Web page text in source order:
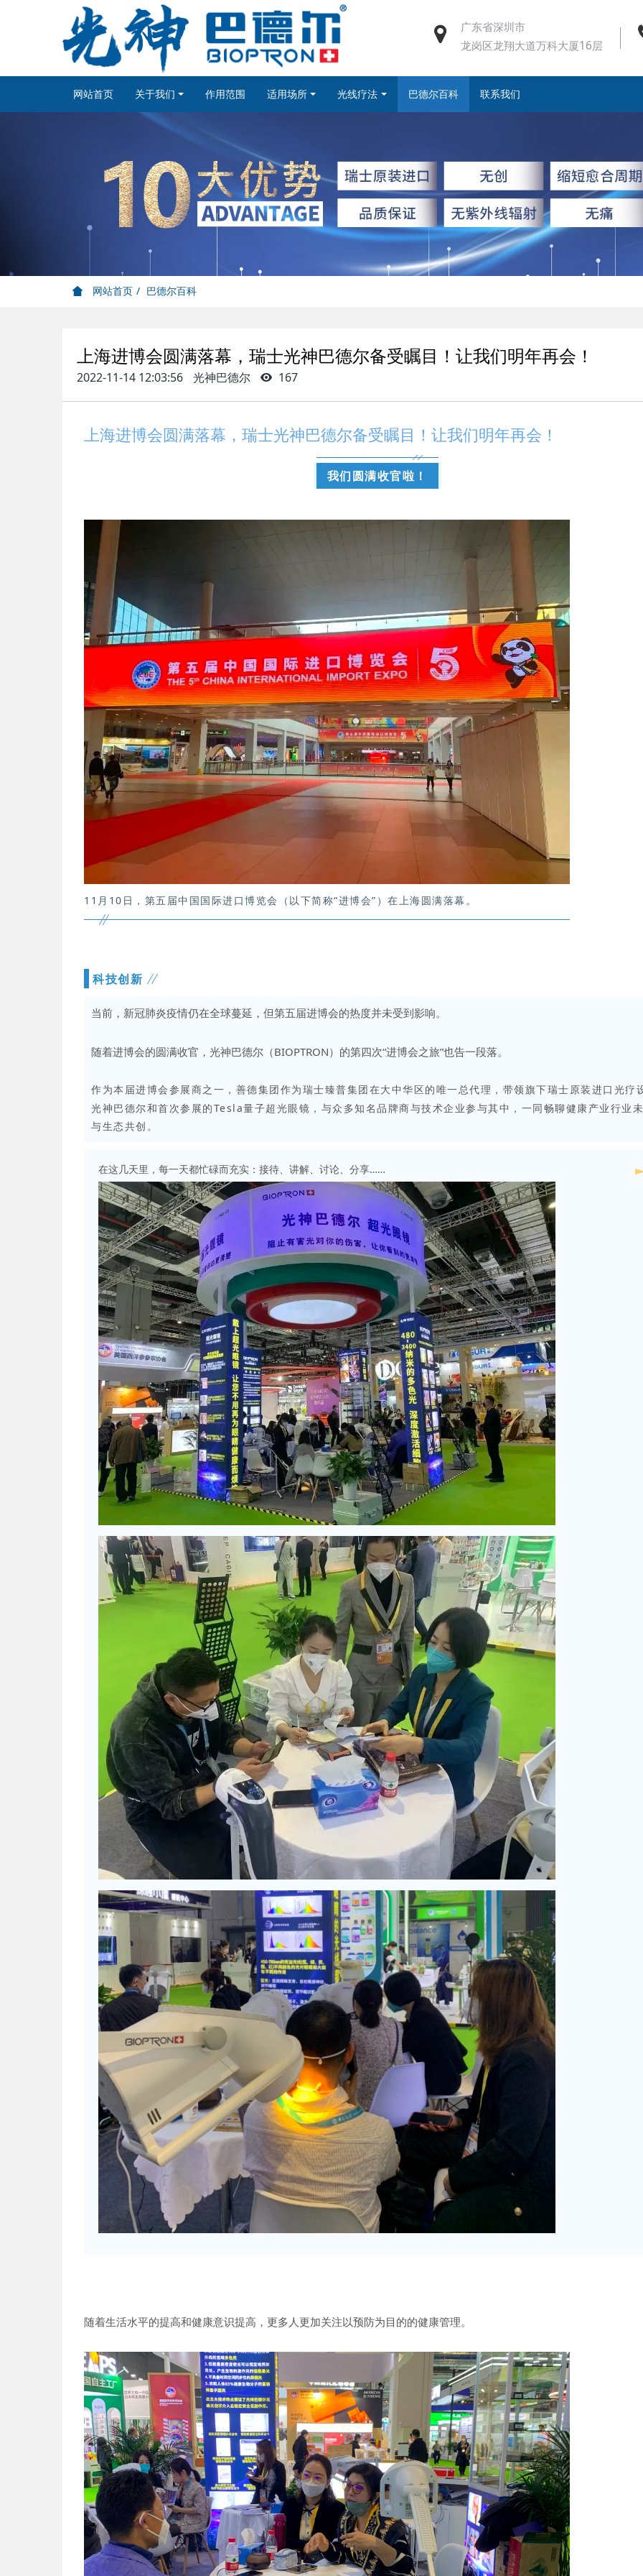
广东省深圳市
龙岗区龙翔大道万科大厦16层
网站首页 关于我们 作用范围 适用场所 光线疗法 巴德尔百科 联系我们
网站首页 巴德尔百科
上海进博会圆满落幕，瑞士光神巴德尔备受瞩目！让我们明年再会！
2022-11-14 12:03:56 光神巴德尔 167
上海进博会圆满落幕，瑞士光神巴德尔备受瞩目！让我们明年再会！
我们圆满收官啦！
11月10日，第五届中国国际进口博览会（以下简称“进博会”）在上海圆满落幕。
科技创新
当前，新冠肺炎疫情仍在全球蔓延，但第五届进博会的热度并未受到影响。
随着进博会的圆满收官，光神巴德尔（BIOPTRON）的第四次“进博会之旅”也告一段落。
作为本届进博会参展商之一，善德集团作为瑞士臻普集团在大中华区的唯一总代理，带领旗下瑞士原装进口光疗
光神巴德尔和首次参展的Tesla量子超光眼镜，与众多知名品牌商与技术企业参与其中，一同畅聊健康产业行业
与生态共创。
在这几天里，每一天都忙碌而充实：接待、讲解、讨论、分享……
随着生活水平的提高和健康意识提高，更多人更加关注以预防为目的的健康管理。